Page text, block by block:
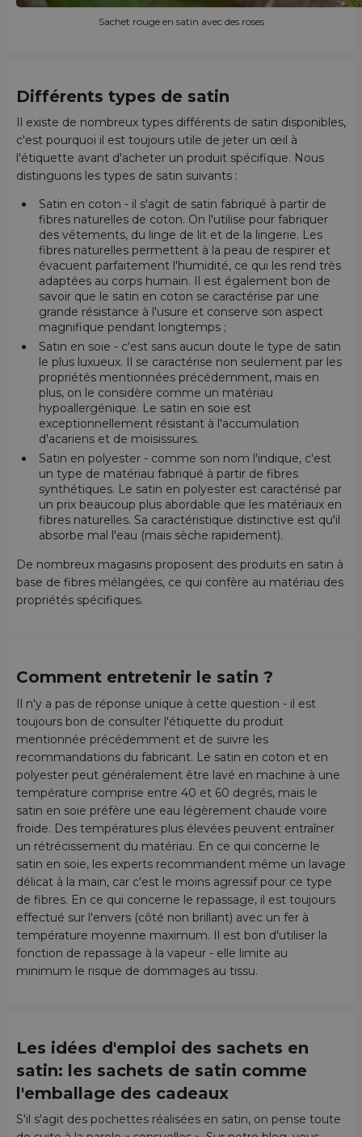
Sachet rouge en satin avec des roses
Différents types de satin
Il existe de nombreux types différents de satin disponibles,
c'est pourquoi il est toujours utile de jeter un œil à
l'étiquette avant d'acheter un produit spécifique. Nous
distinguons les types de satin suivants :
Satin en coton - il s'agit de satin fabriqué à partir de
fibres naturelles de coton. On l'utilise pour fabriquer
des vêtements, du linge de lit et de la lingerie. Les
fibres naturelles permettent à la peau de respirer et
évacuent parfaitement l'humidité, ce qui les rend très
adaptées au corps humain. Il est également bon de
savoir que le satin en coton se caractérise par une
grande résistance à l'usure et conserve son aspect
magnifique pendant longtemps ;
Satin en soie - c'est sans aucun doute le type de satin
le plus luxueux. Il se caractérise non seulement par les
propriétés mentionnées précédemment, mais en
plus, on le considère comme un matériau
hypoallergénique. Le satin en soie est
exceptionnellement résistant à l'accumulation
d'acariens et de moisissures.
Satin en polyester - comme son nom l'indique, c'est
un type de matériau fabriqué à partir de fibres
synthétiques. Le satin en polyester est caractérisé par
un prix beaucoup plus abordable que les matériaux en
fibres naturelles. Sa caractéristique distinctive est qu'il
absorbe mal l'eau (mais sèche rapidement).
De nombreux magasins proposent des produits en satin à
base de fibres mélangées, ce qui confère au matériau des
propriétés spécifiques.
Comment entretenir le satin ?
Il n'y a pas de réponse unique à cette question - il est
toujours bon de consulter l'étiquette du produit
mentionnée précédemment et de suivre les
recommandations du fabricant. Le satin en coton et en
polyester peut généralement être lavé en machine à une
température comprise entre 40 et 60 degrés, mais le
satin en soie préfère une eau légèrement chaude voire
froide. Des températures plus élevées peuvent entraîner
un rétrécissement du matériau. En ce qui concerne le
satin en soie, les experts recommandent même un lavage
délicat à la main, car c'est le moins agressif pour ce type
de fibres. En ce qui concerne le repassage, il est toujours
effectué sur l'envers (côté non brillant) avec un fer à
température moyenne maximum. Il est bon d'utiliser la
fonction de repassage à la vapeur - elle limite au
minimum le risque de dommages au tissu.
Les idées d'emploi des sachets en
satin: les sachets de satin comme
l'emballage des cadeaux
S'il s'agit des pochettes réalisées en satin, on pense toute